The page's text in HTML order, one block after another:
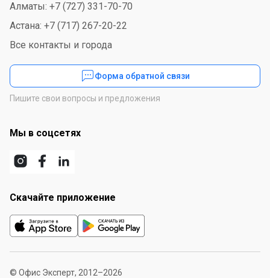
Алматы: +7 (727) 331-70-70
Астана: +7 (717) 267-20-22
Все контакты и города
Форма обратной связи
Пишите свои вопросы и предложения
Мы в соцсетях
Скачайте приложение
© Офис Эксперт, 2012–2026